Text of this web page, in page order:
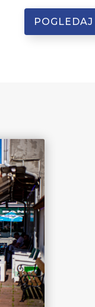
POGLEDAJ